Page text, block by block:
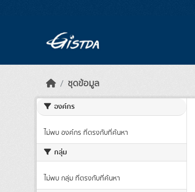
ชุดข้อมูล
องค์กร
ไม่พบ องค์กร ที่ตรงกับที่ค้นหา
กลุ่ม
ไม่พบ กลุ่ม ที่ตรงกับที่ค้นหา